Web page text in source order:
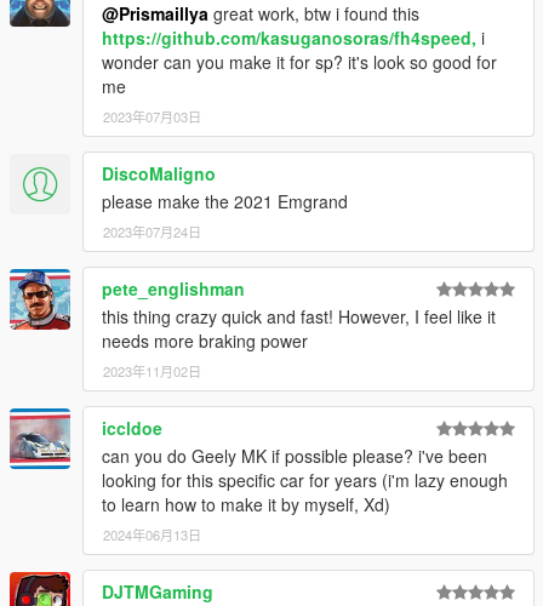
@Prismaillya great work, btw i found this
https://github.com/kasuganosoras/fh4speed, i
wonder can you make it for sp? it's look so good for
me
2023年07月03日
DiscoMaligno
please make the 2021 Emgrand
2023年07月24日
pete_englishman
this thing crazy quick and fast! However, I feel like it
needs more braking power
2023年11月02日
iccldoe
can you do Geely MK if possible please? i've been
looking for this specific car for years (i'm lazy enough
to learn how to make it by myself, Xd)
2024年06月13日
DJTMGaming